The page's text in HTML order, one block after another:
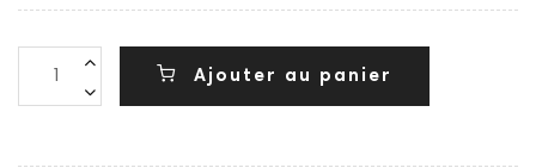
Ajouter au panier